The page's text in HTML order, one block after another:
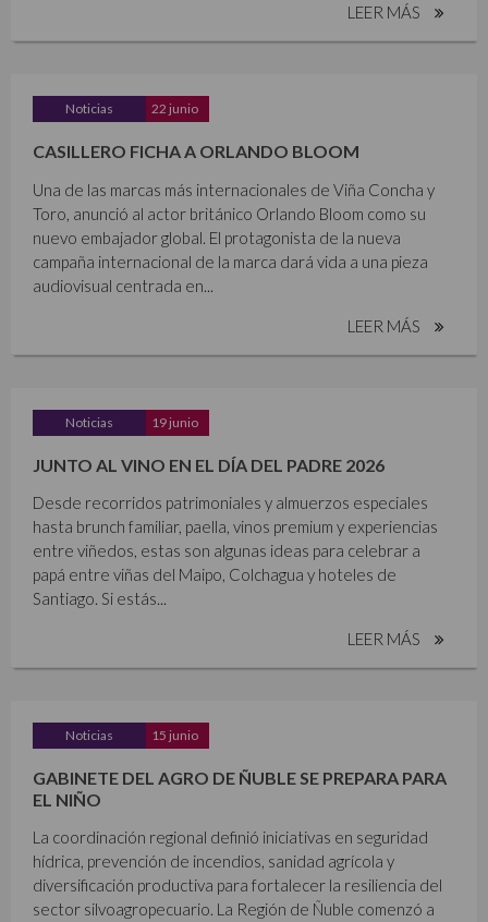
LEER MÁS
Noticias 22 junio
CASILLERO FICHA A ORLANDO BLOOM
Una de las marcas más internacionales de Viña Concha y
Toro, anunció al actor británico Orlando Bloom como su
nuevo embajador global. El protagonista de la nueva
campaña internacional de la marca dará vida a una pieza
audiovisual centrada en...
LEER MÁS
Noticias 19 junio
JUNTO AL VINO EN EL DÍA DEL PADRE 2026
Desde recorridos patrimoniales y almuerzos especiales
hasta brunch familiar, paella, vinos premium y experiencias
entre viñedos, estas son algunas ideas para celebrar a
papá entre viñas del Maipo, Colchagua y hoteles de
Santiago. Si estás...
LEER MÁS
Noticias 15 junio
GABINETE DEL AGRO DE ÑUBLE SE PREPARA PARA
EL NIÑO
La coordinación regional definió iniciativas en seguridad
hídrica, prevención de incendios, sanidad agrícola y
diversificación productiva para fortalecer la resiliencia del
sector silvoagropecuario. La Región de Ñuble comenzó a